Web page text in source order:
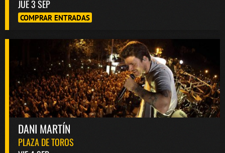
JUE 3 SEP
COMPRAR ENTRADAS
DANI MARTÍN
PLAZA DE TOROS